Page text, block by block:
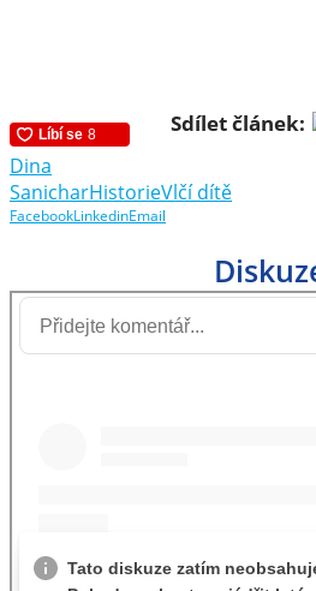
Sdílet článek:
Dina
SanicharHistorieVlčí dítě
FacebookLinkedinEmail